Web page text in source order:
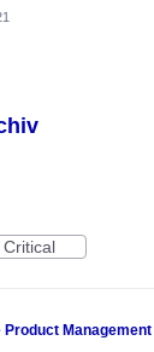
Critical
Product Management